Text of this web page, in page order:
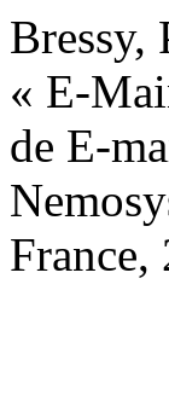
Bressy,
« E-
de E-